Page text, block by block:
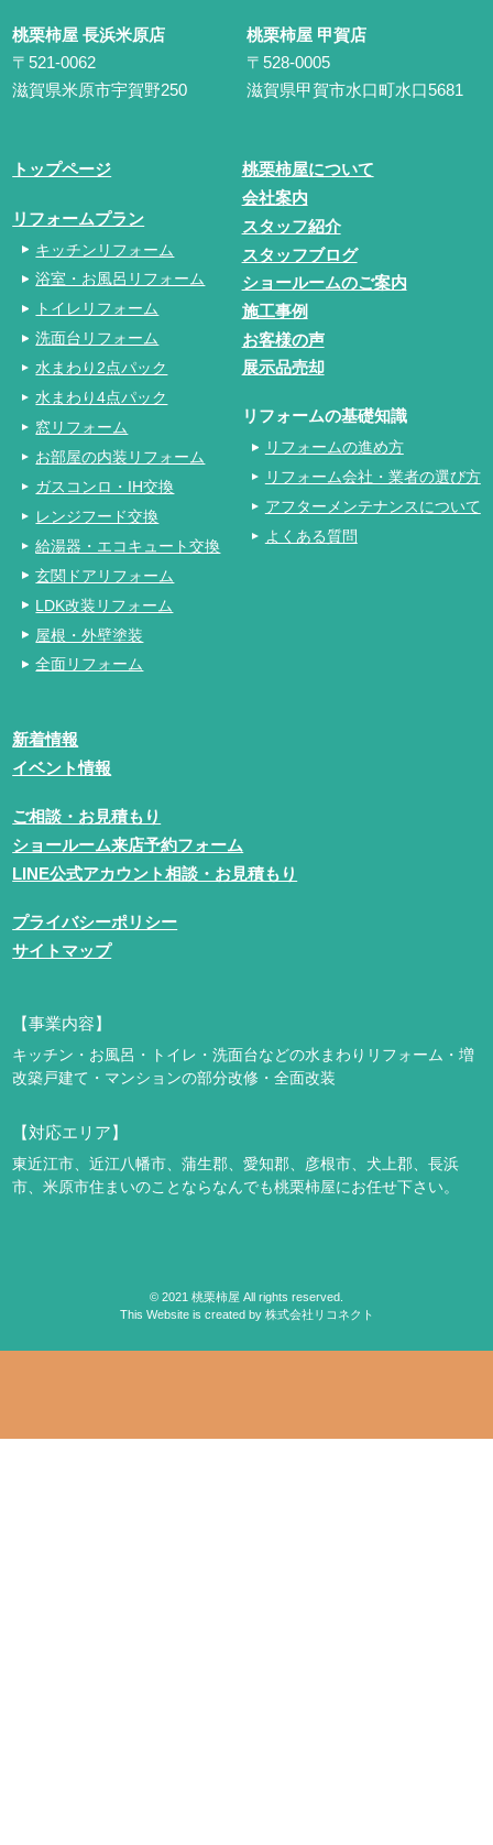
桃栗柿屋 長浜米原店
〒521-0062
滋賀県米原市宇賀野250
桃栗柿屋 甲賀店
〒528-0005
滋賀県甲賀市水口町水口5681
トップページ
リフォームプラン
キッチンリフォーム
浴室・お風呂リフォーム
トイレリフォーム
洗面台リフォーム
水まわり2点パック
水まわり4点パック
窓リフォーム
お部屋の内装リフォーム
ガスコンロ・IH交換
レンジフード交換
給湯器・エコキュート交換
玄関ドアリフォーム
LDK改装リフォーム
屋根・外壁塗装
全面リフォーム
桃栗柿屋について
会社案内
スタッフ紹介
スタッフブログ
ショールームのご案内
施工事例
お客様の声
展示品売却
リフォームの基礎知識
リフォームの進め方
リフォーム会社・業者の選び方
アフターメンテナンスについて
よくある質問
新着情報
イベント情報
ご相談・お見積もり
ショールーム来店予約フォーム
LINE公式アカウント相談・お見積もり
プライバシーポリシー
サイトマップ
【事業内容】
キッチン・お風呂・トイレ・洗面台などの水まわりリフォーム・増
改築戸建て・マンションの部分改修・全面改装
【対応エリア】
東近江市、近江八幡市、蒲生郡、愛知郡、彦根市、犬上郡、長浜
市、米原市住まいのことならなんでも桃栗柿屋にお任せ下さい。
© 2021 桃栗柿屋 All rights reserved.
This Website is created by 株式会社リコネクト